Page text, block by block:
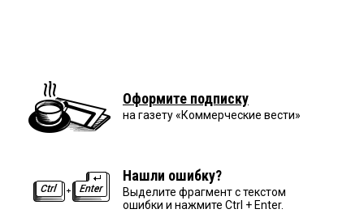
Оформите подписку
на газету «Коммерческие вести»
Нашли ошибку?
Выделите фрагмент с текстом
ошибки и нажмите Ctrl + Enter.